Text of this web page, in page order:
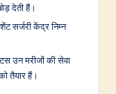
देती हैं।
सर्जरी केंद्र निम्न
उन मरीजों की सेवा
तैयार हैं।